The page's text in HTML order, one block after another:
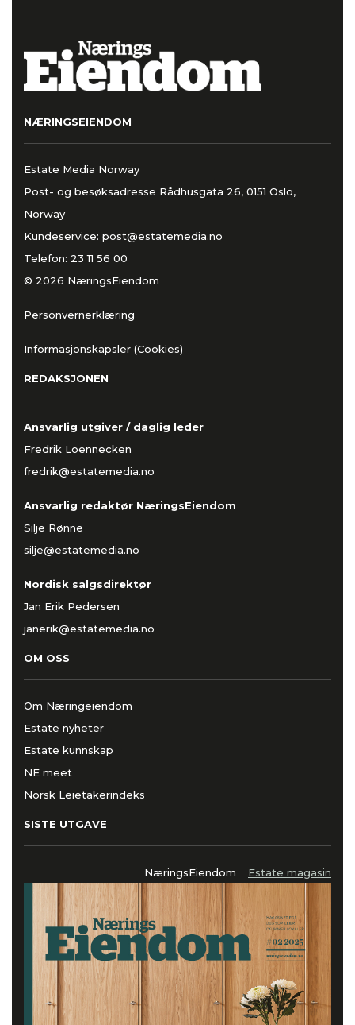
NÆRINGSEIENDOM
Estate Media Norway
Post- og besøksadresse Rådhusgata 26, 0151 Oslo,
Norway
Kundeservice: post@estatemedia.no
Telefon: 23 11 56 00
© 2026 NæringsEiendom
Personvernerklæring
Informasjonskapsler (Cookies)
REDAKSJONEN
Ansvarlig utgiver / daglig leder
Fredrik Loennecken
fredrik@estatemedia.no
Ansvarlig redaktør NæringsEiendom
Silje Rønne
silje@estatemedia.no
Nordisk salgsdirektør
Jan Erik Pedersen
janerik@estatemedia.no
OM OSS
Om Næringeiendom
Estate nyheter
Estate kunnskap
NE meet
Norsk Leietakerindeks
SISTE UTGAVE
NæringsEiendom Estate magasin